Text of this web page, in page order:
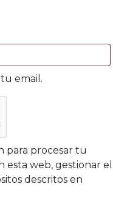
email.
para procesar tu
esta web, gestionar el
descritos en